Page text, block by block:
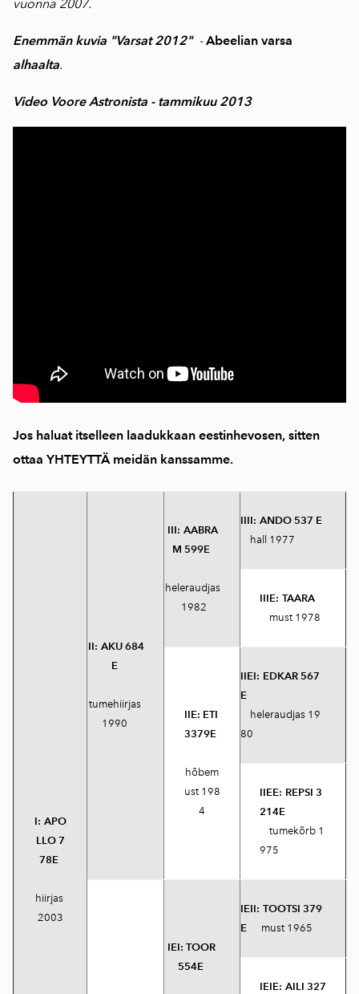
vuonna 2007.
Enemmän kuvia "Varsat 2012"-Abeelian varsa
alhaalta.
Video Voore Astronista - tammikuu 2013
Jos haluat itselleen laadukkaan eestinhevosen, sitten
ottaa YHTEYTTÄ meidän kanssamme.
I: APO
LLO 7
78E
hiirjas
2003
II: AKU 684
E
tumehiirjas
1990
III: AABRA
M 599E
heleraudjas
1982
IIII: ANDO 537 E
hall 1977
IIIE: TAARA
must 1978
IIE: ETI
3379E
hõbem
ust 198
4
IIEI: EDKAR 567
E
heleraudjas 19
80
IIEE: REPSI 3
214E
tumekõrb 1
975
IEI: TOOR
554E
IEII: TOOTSI 379
E must 1965
IEIE: AILI 327